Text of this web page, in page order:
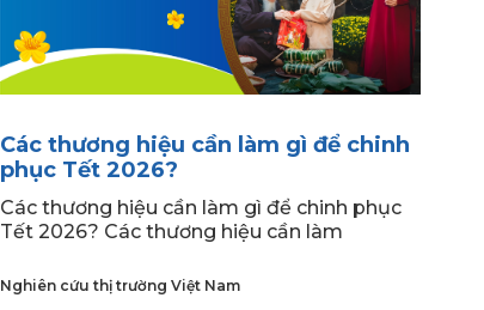
Các thương hiệu cần làm gì để chinh
phục Tết 2026?
Các thương hiệu cần làm gì để chinh phục
Tết 2026? Các thương hiệu cần làm
Nghiên cứu thị trường Việt Nam